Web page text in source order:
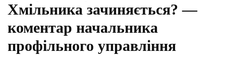
Хмільника зачиняється? —
коментар начальника
профільного управління